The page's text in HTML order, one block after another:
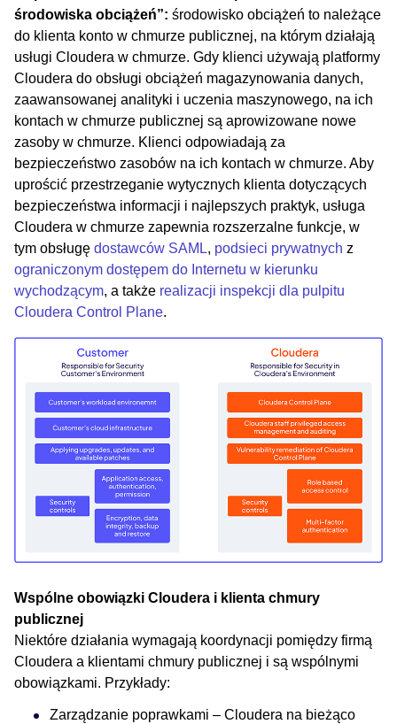
środowiska obciążeń”: środowisko obciążeń to należące
do klienta konto w chmurze publicznej, na którym działają
usługi Cloudera w chmurze. Gdy klienci używają platformy
Cloudera do obsługi obciążeń magazynowania danych,
zaawansowanej analityki i uczenia maszynowego, na ich
kontach w chmurze publicznej są aprowizowane nowe
zasoby w chmurze. Klienci odpowiadają za
bezpieczeństwo zasobów na ich kontach w chmurze. Aby
uprościć przestrzeganie wytycznych klienta dotyczących
bezpieczeństwa informacji i najlepszych praktyk, usługa
Cloudera w chmurze zapewnia rozszerzalne funkcje, w
tym obsługę dostawców SAML, podsieci prywatnych z
ograniczonym dostępem do Internetu w kierunku
wychodzącym, a także realizacji inspekcji dla pulpitu
Cloudera Control Plane.
Wspólne obowiązki Cloudera i klienta chmury
publicznej
Niektóre działania wymagają koordynacji pomiędzy firmą
Cloudera a klientami chmury publicznej i są wspólnymi
obowiązkami. Przykłady:
Zarządzanie poprawkami – Cloudera na bieżąco